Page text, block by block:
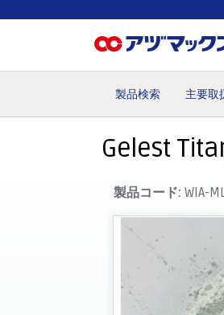
製品検索 主要取
Gelest
製品コード:WIA-